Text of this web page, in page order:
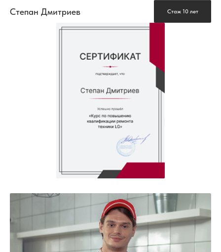
Степан Дмитриев Стаж 10 лет